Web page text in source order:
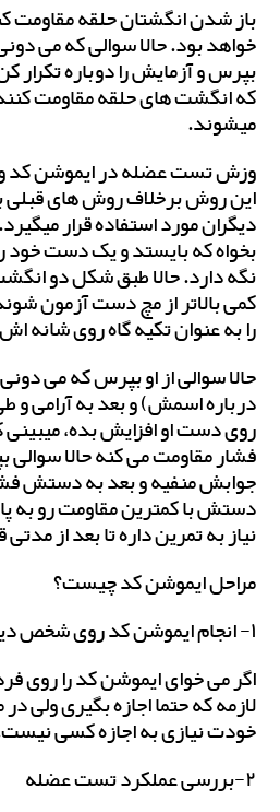
باز شدن انگشتان حلقه مقاومت
خواهد بود. حالا سوالی که می
بپرس و آزمایش را دوباره
که انگشت های حلقه مقاومت
میشوند.
وزش تست عضله در ایموشن
این روش برخلاف روش های قبلی
دیگران مورد استفاده قرار
بخواه که بایستد و یک دست خود
نگه دارد. حالا طبق شکل دو
کمی بالاتر از مچ دست آزمون
را به عنوان تکیه گاه روی شانه
حالا سوالی از او بپرس که می
درباره اسمش) و بعد به آرامی و
روی دست او افزایش بده،
فشار مقاومت می کنه حالا
جوابش منفیه و بعد به دستش
دستش با کمترین مقاومت رو به
نیاز به تمرین داره تا بعد از
مراحل ایموشن کد چیست؟
۱- انجام ایموشن کد روی شخص دیگر
اگر می خوای ایموشن کد را روی
لازمه که حتما اجازه بگیری ولی
خودت نیازی به اجازه کسی
۲-بررسی عملکرد تست عضله